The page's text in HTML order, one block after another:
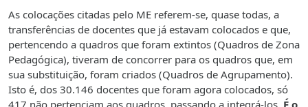
As colocações citadas pelo ME referem-se, quase todas, a
transferências de docentes que já estavam colocados e que,
pertencendo a quadros que foram extintos (Quadros de Zona
Pedagógica), tiveram de concorrer para os quadros que, em
sua substituição, foram criados (Quadros de Agrupamento).
Isto é, dos 30.146 docentes que foram agora colocados, só